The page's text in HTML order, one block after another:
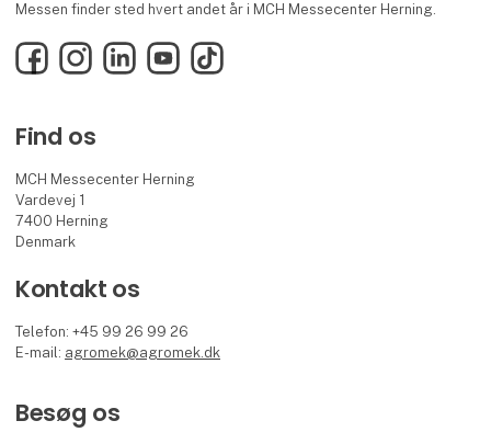
Messen finder sted hvert andet år i MCH Messecenter Herning.
FacebookInstagramLinkedInYouTubeTikTok
Find os
MCH Messecenter Herning
Vardevej 1
7400 Herning
Denmark
Kontakt os
Telefon: +45 99 26 99 26
E-mail: agromek@agromek.dk
Besøg os